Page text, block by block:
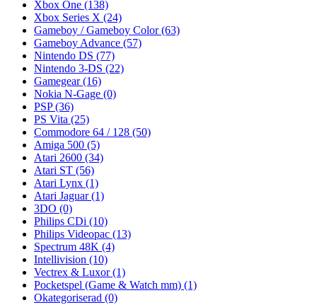
Xbox One (138)
Xbox Series X (24)
Gameboy / Gameboy Color(63)
Gameboy Advance (57)
Nintendo DS (77)
Nintendo 3-DS (22)
Gamegear(16)
Nokia N-Gage (0)
PSP(36)
PS Vita (25)
Commodore 64 / 128 (50)
Amiga 500 (5)
Atari 2600 (34)
Atari ST (56)
Atari Lynx (1)
Atari Jaguar(1)
3DO (0)
Philips CDi (10)
Philips Videopac (13)
Spectrum 48K (4)
Intellivision (10)
Vectrex & Luxor(1)
Pocketspel (Game & Watch mm) (1)
Okategoriserad (0)